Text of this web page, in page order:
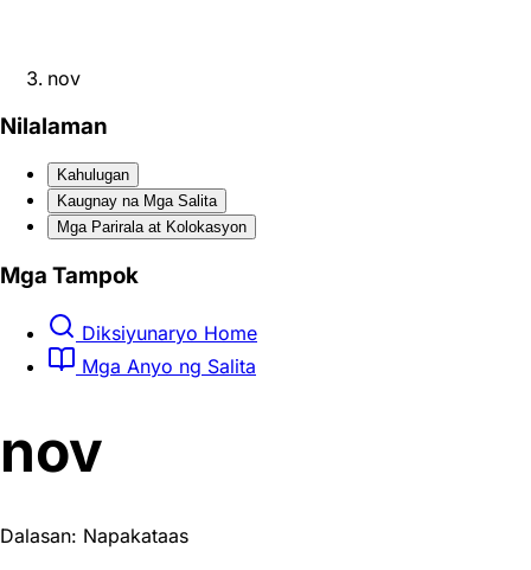
nov
Nilalaman
Kahulugan
Kaugnay na Mga Salita
Mga Parirala at Kolokasyon
Mga Tampok
Diksiyunaryo Home
Mga Anyo ng Salita
nov
Dalasan: Napakataas